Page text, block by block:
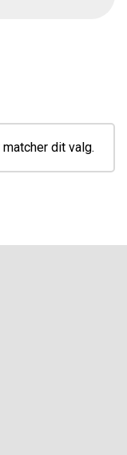
dit valg.